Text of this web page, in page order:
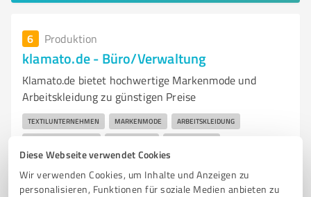
Diese Webseite verwendet Cookies
Wir verwenden Cookies, um Inhalte und Anzeigen zu
personalisieren, Funktionen für soziale Medien anbieten zu
6 Produktion
klamato.de - Büro/Verwaltung
Klamato.de bietet hochwertige Markenmode und
Arbeitskleidung zu günstigen Preise
TEXTILUNTERNEHMEN MARKENMODE ARBEITSKLEIDUNG
KINDERBEKLEIDUNG ACCESSOIRES SCHNELLER VERSAND
KUNDENZUFRIEDENHEIT QUALITÄT NACHHALTIGKEIT